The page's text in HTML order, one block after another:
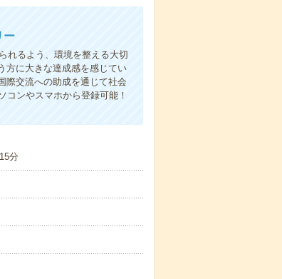
ー
れるよう、環境を整える大切
方に大きな達成感を感じてい
際交流への助成を通じて社会
コンやスマホから登録可能！
分